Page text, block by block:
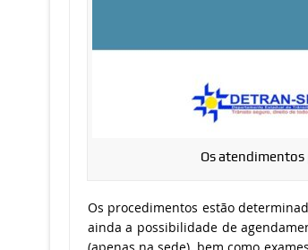
Os atendimentos
Os procedimentos estão
ainda a possibilidade de